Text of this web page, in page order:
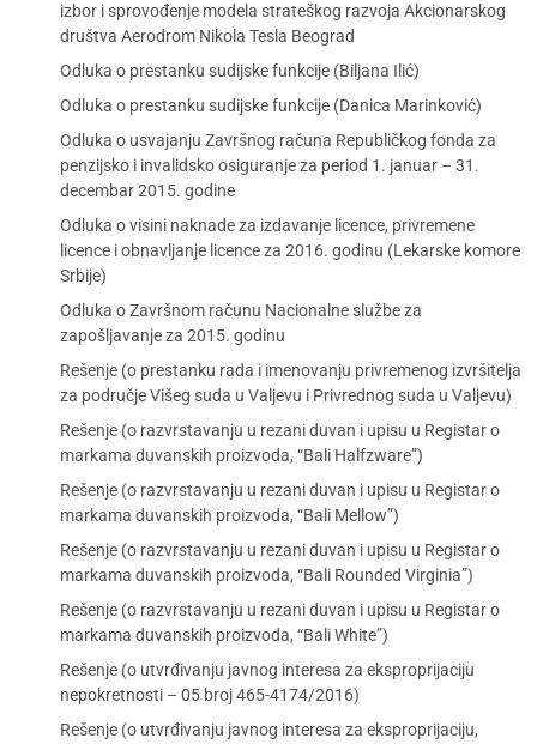
izbor i sprovođenje modela strateškog razvoja Akcionarskog
društva Aerodrom Nikola Tesla Beograd
Odluka o prestanku sudijske funkcije (Biljana Ilić)
Odluka o prestanku sudijske funkcije (Danica Marinković)
Odluka o usvajanju Završnog računa Republičkog fonda za
penzijsko i invalidsko osiguranje za period 1. januar – 31.
decembar 2015. godine
Odluka o visini naknade za izdavanje licence, privremene
licence i obnavljanje licence za 2016. godinu (Lekarske komore
Srbije)
Odluka o Završnom računu Nacionalne službe za
zapošljavanje za 2015. godinu
Rešenje (o prestanku rada i imenovanju privremenog izvršitelja
za područje Višeg suda u Valjevu i Privrednog suda u Valjevu)
Rešenje (o razvrstavanju u rezani duvan i upisu u Registar o
markama duvanskih proizvoda, “Bali Halfzware”)
Rešenje (o razvrstavanju u rezani duvan i upisu u Registar o
markama duvanskih proizvoda, “Bali Mellow”)
Rešenje (o razvrstavanju u rezani duvan i upisu u Registar o
markama duvanskih proizvoda, “Bali Rounded Virginia”)
Rešenje (o razvrstavanju u rezani duvan i upisu u Registar o
markama duvanskih proizvoda, “Bali White”)
Rešenje (o utvrđivanju javnog interesa za eksproprijaciju
nepokretnosti – 05 broj 465-4174/2016)
Rešenje (o utvrđivanju javnog interesa za eksproprijaciju,